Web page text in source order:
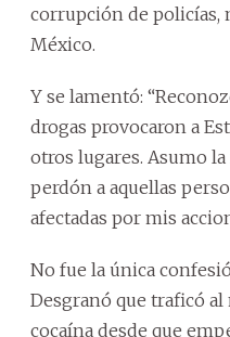
corrupción de policías,
México.
Y se lamentó:
drogas provocaron a
otros lugares. Asumo
perdón a aquellas
afectadas por mis
No fue la única
Desgranó que traficó al
cocaína desde que